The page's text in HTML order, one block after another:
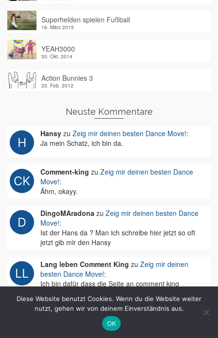
Superhelden spielen Fußball
16. März 2015
YEAH3000
30. Okt. 2014
Action Bunnies 3
20. Feb. 2012
Neuste Kommentare
Hansy zu Zeig mir deinen besten Dance Move!:
Ja mein Schatz, ich bin da.
Comment-king zu Zeig mir deinen besten Dance
Move!:
Ähm, okayy.
DingoMAradona zu Zeig mir deinen besten Dance
Move!:
Ist der Hans da ? Man ich schreibe hier jetzt so oft
jetzt gib mir den Hansy
Lang leben Comment King zu Zeig mir deinen
besten Dance Move!:
Ich bin dafür dass die Seite an comment king
Kurtchen Zeig mir deinen besten Dance Move!
Bald ist es vier Jahre her, dass Hans-Wurst sein
Diese Website benutzt Cookies. Wenn du die Website weiter
nutzt, gehen wir von deinem Einverständnis aus.
OK